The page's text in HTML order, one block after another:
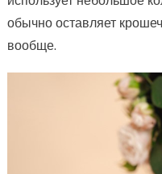
обычно оставляет
вообще.